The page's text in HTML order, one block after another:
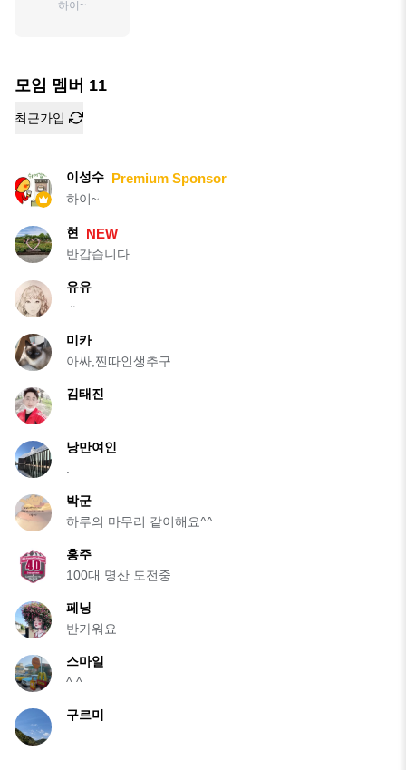
하이~
모임 멤버 11
최근가입
이성수 Premium Sponsor
하이~
현 NEW
반갑습니다
유유
ᆢ
미카
아싸,찐따인생추구
김태진
낭만여인
박군
하루의 마무리 같이해요^^
홍주
100대 명산 도전중
페닝
반가워요
스마일
^ ^
구르미